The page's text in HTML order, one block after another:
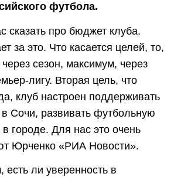
футбола.
сказать про бюджет клуба.
за это. Что касается целей, то,
сезон, максимум, через
лигу. Вторая цель, что
клуб настроен поддерживать
Сочи, развивать футбольную
в городе. Для нас это очень
Юрченко «РИА Новости».
есть ли уверенность в